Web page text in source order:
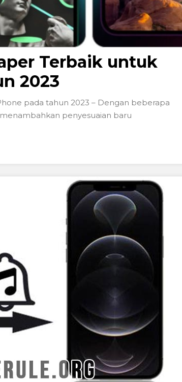
Terbaik untuk
2023
pada tahun 2023 – Dengan beberapa
penyesuaian baru